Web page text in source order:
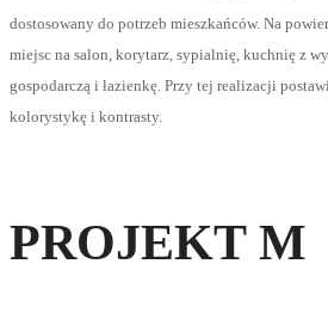
dostosowany do potrzeb mieszkańców. Na
miejsc na salon, korytarz, sypialnię, kuchnię z
gospodarczą i łazienkę. Przy tej realizacji
kolorystykę i kontrasty.
PROJEKT M